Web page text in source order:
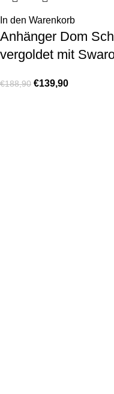
In den Warenkorb
Anhänger Dom
vergoldet mit
€188,90 €139,90